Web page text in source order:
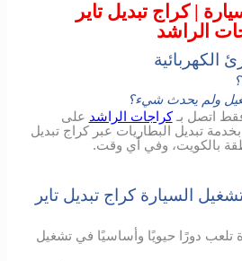
| كراج تبديل تاير
الراشد
الكهربائية
ولم يحدث شيء؟
اتصل بـكراجات الراشد على
بخدمة تبديل البطاريات عبر كراج تبديل
بالكويت، وفي أي وقت.
السيارة كراج تبديل تاير
تلعب دورًا حيويًا وأساسيًا في تشغيل